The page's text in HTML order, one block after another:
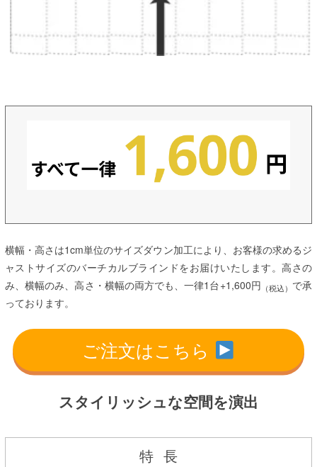
横幅・高さは1cm単位のサイズダウン加工により、お客様の求めるジ
ャストサイズのバーチカルブラインドをお届けいたします。高さの
み、横幅のみ、高さ・横幅の両方でも、一律1台+1,600円 （税込） で承
っております。
ご注文はこちら
スタイリッシュな空間を演出
特 長